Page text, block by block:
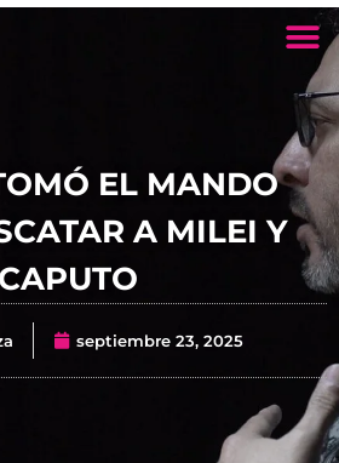
EL MANDO
A MILEI Y
CAPUTO
septiembre 23, 2025